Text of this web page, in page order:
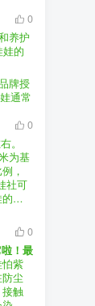
娃价
喜
们家
果
是方
，
可
选
喜
实主
自
。
比如
是
。
始
高
并
之
0
养护
娃的
牌授
通常
授
往往
在
持
版
体
圈
。
励
0
。
为基
，
社可
身
0
！最
紫
尘
触